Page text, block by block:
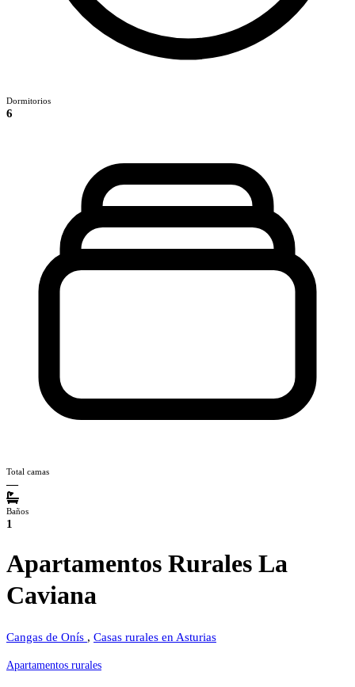
Dormitorios
6
Total camas
—
Baños
1
Apartamentos Rurales La
Caviana
Cangas de Onís , Casas rurales en Asturias
Apartamentos rurales